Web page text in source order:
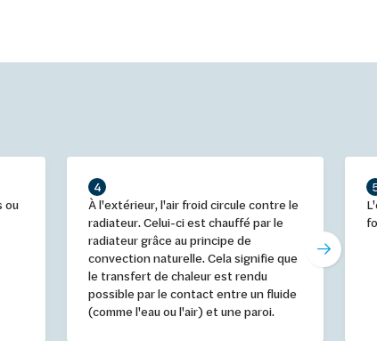
ou
4
À l'extérieur, l'air froid circule contre le
radiateur. Celui-ci est chauffé par le
radiateur grâce au principe de
convection naturelle. Cela signifie que
le transfert de chaleur est rendu
possible par le contact entre un fluide
(comme l'eau ou l'air) et une paroi.